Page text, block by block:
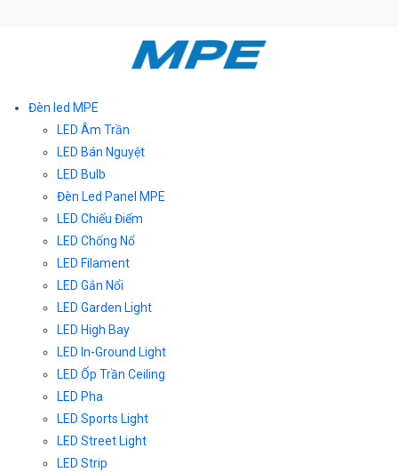
Đèn led MPE
LED Âm Trần
LED Bán Nguyệt
LED Bulb
Đèn Led Panel MPE
LED Chiếu Điểm
LED Chống Nổ
LED Filament
LED Gắn Nổi
LED Garden Light
LED High Bay
LED In-Ground Light
LED Ốp Trần Ceiling
LED Pha
LED Sports Light
LED Street Light
LED Strip